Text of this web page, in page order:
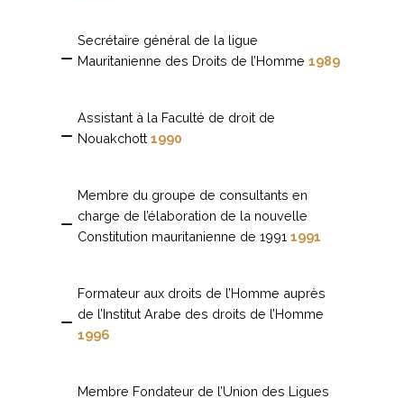
Secrétaire général de la ligue
Mauritanienne des Droits de l’Homme1989
Assistant à la Faculté de droit de
Nouakchott1990
Membre du groupe de consultants en
charge de l’élaboration de la nouvelle
Constitution mauritanienne de 19911991
Formateur aux droits de l’Homme auprès
de l’Institut Arabe des droits de l’Homme
1996
Membre Fondateur de l’Union des Ligues